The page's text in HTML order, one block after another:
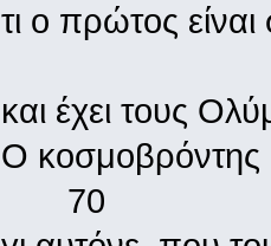
τι ο πρώτος
και έχει τους
Ο
70